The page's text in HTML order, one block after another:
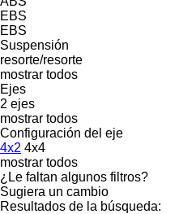
EBS
EBS
Suspensión
resorte/resorte
mostrar todos
Ejes
2 ejes
mostrar todos
Configuración del eje
4x2 4x4
mostrar todos
¿Le faltan algunos filtros?
Sugiera un cambio
Resultados de la búsqueda: